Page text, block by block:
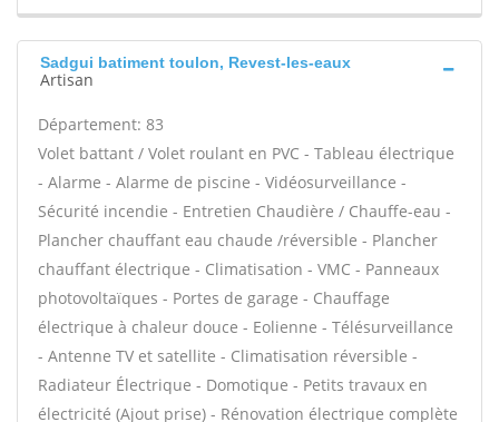
Sadgui batiment toulon, Revest-les-eaux
Artisan
Département: 83
Volet battant / Volet roulant en PVC - Tableau électrique
- Alarme - Alarme de piscine - Vidéosurveillance -
Sécurité incendie - Entretien Chaudière / Chauffe-eau -
Plancher chauffant eau chaude /réversible - Plancher
chauffant électrique - Climatisation - VMC - Panneaux
photovoltaïques - Portes de garage - Chauffage
électrique à chaleur douce - Eolienne - Télésurveillance
- Antenne TV et satellite - Climatisation réversible -
Radiateur Électrique - Domotique - Petits travaux en
électricité (Ajout prise) - Rénovation électrique complète